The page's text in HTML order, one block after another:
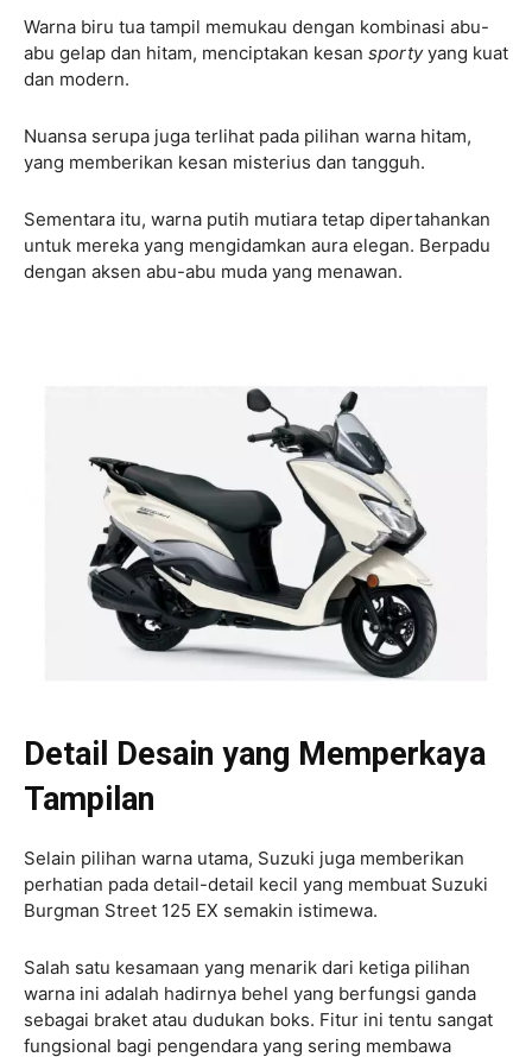
Warna biru tua tampil memukau dengan kombinasi abu-
abu gelap dan hitam, menciptakan kesan sportyyang kuat
dan modern.
Nuansa serupa juga terlihat pada pilihan warna hitam,
yang memberikan kesan misterius dan tangguh.
Sementara itu, warna putih mutiara tetap dipertahankan
untuk mereka yang mengidamkan aura elegan. Berpadu
dengan aksen abu-abu muda yang menawan.
Detail Desain yang Memperkaya
Tampilan
Selain pilihan warna utama, Suzuki juga memberikan
perhatian pada detail-detail kecil yang membuat Suzuki
Burgman Street 125 EX semakin istimewa.
Salah satu kesamaan yang menarik dari ketiga pilihan
warna ini adalah hadirnya behel yang berfungsi ganda
sebagai braket atau dudukan boks. Fitur ini tentu sangat
fungsional bagi pengendara yang sering membawa